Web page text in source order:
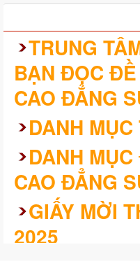
TRUNG
BẠN ĐỌC
CAO ĐẲNG
DANH
DANH
CAO ĐẲNG
GIẤY MỜI
2025